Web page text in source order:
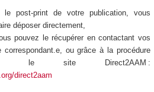
post-print de votre publication, vous
déposer directement,
pouvez le récupérer en contactant vos
correspondant.e, ou grâce à la procédure
le site Direct2AAM :
direct2aam